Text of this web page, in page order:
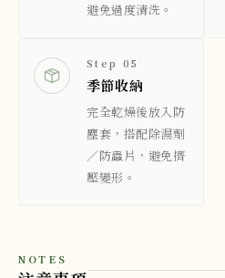
避免過度清洗。
Step 05
季節收納
完全乾燥後放入防
塵套，搭配除濕劑
／防蟲片，避免擠
壓變形。
NOTES